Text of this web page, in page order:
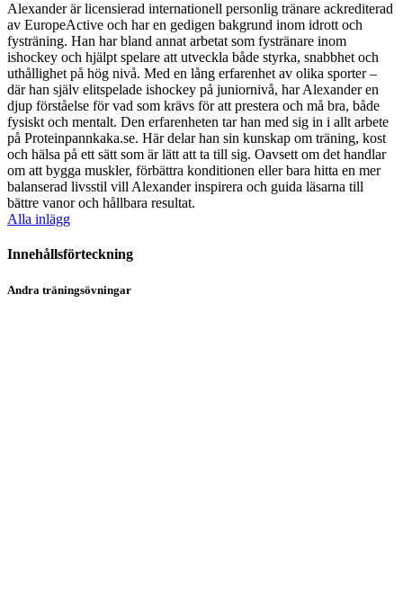
Alexander är licensierad internationell personlig tränare ackrediterad
av EuropeActive och har en gedigen bakgrund inom idrott och
fysträning. Han har bland annat arbetat som fystränare inom
ishockey och hjälpt spelare att utveckla både styrka, snabbhet och
uthållighet på hög nivå. Med en lång erfarenhet av olika sporter –
där han själv elitspelade ishockey på juniornivå, har Alexander en
djup förståelse för vad som krävs för att prestera och må bra, både
fysiskt och mentalt. Den erfarenheten tar han med sig in i allt arbete
på Proteinpannkaka.se. Här delar han sin kunskap om träning, kost
och hälsa på ett sätt som är lätt att ta till sig. Oavsett om det handlar
om att bygga muskler, förbättra konditionen eller bara hitta en mer
balanserad livsstil vill Alexander inspirera och guida läsarna till
bättre vanor och hållbara resultat.
Alla inlägg
Innehållsförteckning
Andra träningsövningar